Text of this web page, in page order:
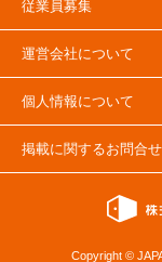
従業員募集
運営会社について
個人情報について
掲載に関するお問合せ
Copyright ©